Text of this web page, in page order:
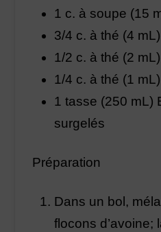
1 c. à soupe (15
3/4 c. à thé (4
1/2 c. à thé (2
1/4 c. à thé (1 mL)
1 tasse (250 mL)
surgelés
Préparation
Dans un bol,
flocons d’avoine;